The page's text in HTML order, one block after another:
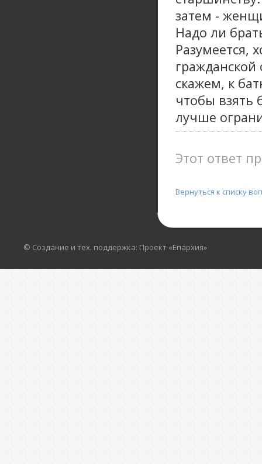
затем -
Надо ли
Разумеется,
скажем, к
чтобы взять
лучше
Этот ответ
Вернуться к списку
© Создание и тех. поддержка: Проект «Епархия»